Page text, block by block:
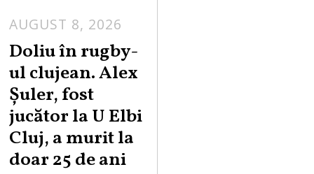
AUGUST 8, 2026
Doliu în rugby-
ul clujean. Alex
Șuler, fost
jucător la U Elbi
Cluj, a murit la
doar 25 de ani